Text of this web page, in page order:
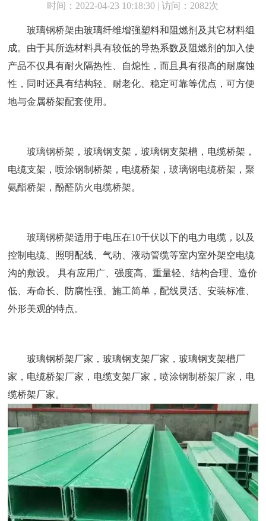
时间：2022-04-23 10:18:30 | 访问：2082次
玻璃钢桥架由玻璃纤维增强塑料和阻燃剂及其它材料组
成。由于其所选材料具有较低的导热系数及阻燃剂的加入使
产品不仅具有耐火隔热性、自熄性，而且具有很高的耐腐蚀
性，同时还具有结构轻、耐老化、稳定可靠等优点，可方便
地与金属桥架配套使用。
玻璃钢桥架 ，玻璃钢支架，玻璃钢支架槽，电缆桥架，
电缆支架，喷涂钢制桥架，电缆桥架，玻璃钢电缆桥架 ，聚
氨酯桥架 ，酚醛防火电缆桥架。
玻璃钢桥架适用于电压在10千伏以下的电力电缆，以及
控制电缆、照明配线、气动、液动管缆等室内室外架空电缆
沟的敷设。 具有应用广、强度高、重量轻、结构合理、造价
低、寿命长、防腐性强、施工简单，配线灵活、安装标准、
外形美观的特点。
玻璃钢桥架厂家，玻璃钢支架厂家，玻璃钢支架槽厂
家，电缆桥架厂家，电缆支架厂家， 喷涂钢制桥架厂家 ，电
缆桥架厂家。